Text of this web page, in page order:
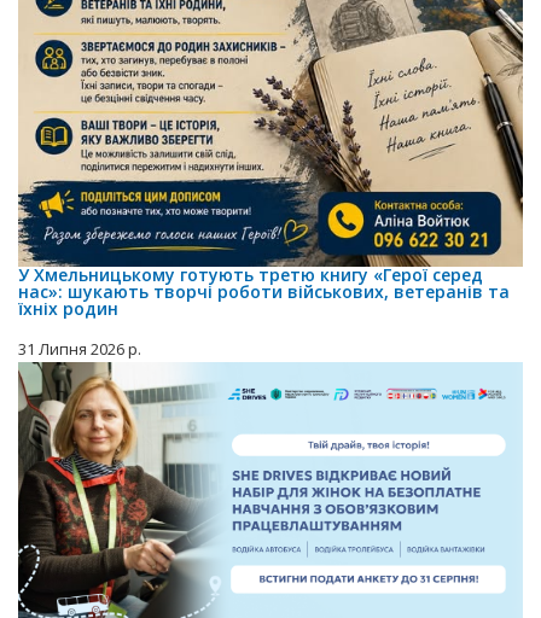
У Хмельницькому готують третю книгу «Герої серед
нас»: шукають творчі роботи військових, ветеранів та
їхніх родин
31 Липня 2026 р.